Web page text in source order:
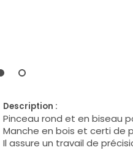
Description :
Pinceau rond et en biseau
Manche en bois et certi de
Il assure un travail de